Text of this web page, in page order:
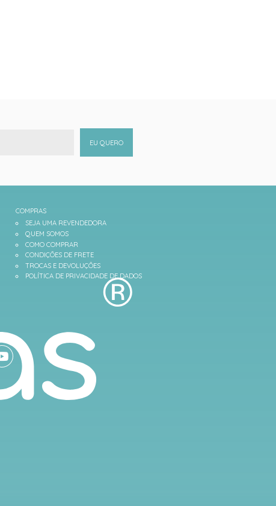
EU QUERO
COMPRAS
SEJA UMA REVENDEDORA
QUEM SOMOS
COMO COMPRAR
CONDIÇÕES DE FRETE
TROCAS E DEVOLUÇÕES
POLÍTICA DE PRIVACIDADE DE DADOS